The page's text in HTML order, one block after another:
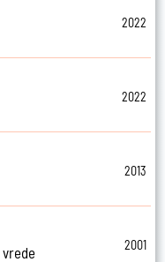
2022
2022
2013
2001